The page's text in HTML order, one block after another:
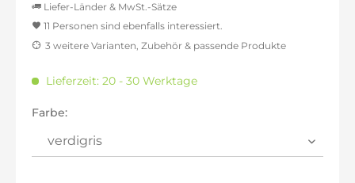
Liefer-Länder & MwSt.-Sätze
inkl. 16% MwSt.: 7.213,45 €
inkl. 21% MwSt.: 7.524,37 €
inkl. 21% MwSt.: 7.524,37 €
inkl. 22% MwSt.: 7.586,55 €
11 Personen sind ebenfalls interessiert.
3 weitere Varianten, Zubehör & passende Produkte
Lieferzeit: 20 - 30 Werktage
Farbe: